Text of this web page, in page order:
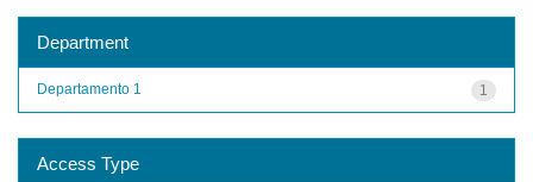
Department
1
Departamento 1
Access Type